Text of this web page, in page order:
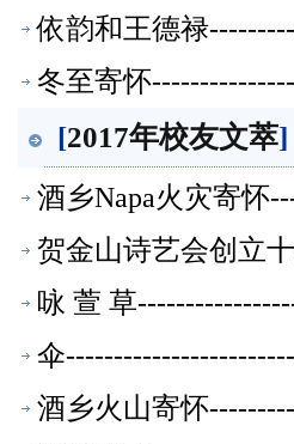
依韵和王德禄
冬至寄怀
[2017年校友文萃]
酒乡Napa火灾寄怀
贺金山诗艺会创立
咏 萱 草
伞
酒乡火山寄怀